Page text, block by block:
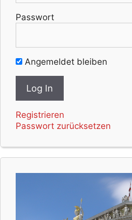
Passwort
Angemeldet bleiben
Registrieren
Passwort zurücksetzen